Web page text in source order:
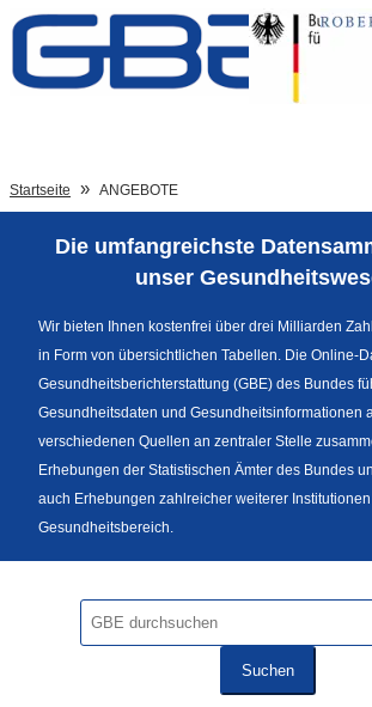
Zum Inhalt
Sprachumschaltung
Fußzeile
Startseite ANGEBOTE
Die umfangreichste
unser
Wir bieten Ihnen kostenfrei über drei Milliarden
in Form von übersichtlichen Tabellen. Die Online-
Gesundheitsberichterstattung (GBE) des Bundes
Gesundheitsdaten und Gesundheitsinformationen
verschiedenen Quellen an zentraler Stelle
Erhebungen der Statistischen Ämter des Bundes
auch Erhebungen zahlreicher weiterer
Gesundheitsbereich.
Suchen